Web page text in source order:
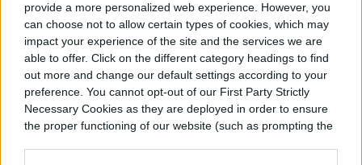
provide a more personalized web experience. However, you
can choose not to allow certain types of cookies, which may
impact your experience of the site and the services we are
able to offer. Click on the different category headings to find
out more and change our default settings according to your
preference. You cannot opt-out of our First Party Strictly
Necessary Cookies as they are deployed in order to ensure
the proper functioning of our website (such as prompting the
The Crew 2 - Un Mensaje del Equipo de Desarrollo | #UbiForward |